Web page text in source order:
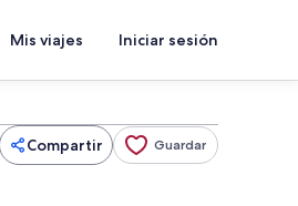
Mis viajes Iniciar sesión
Compartir Guardar